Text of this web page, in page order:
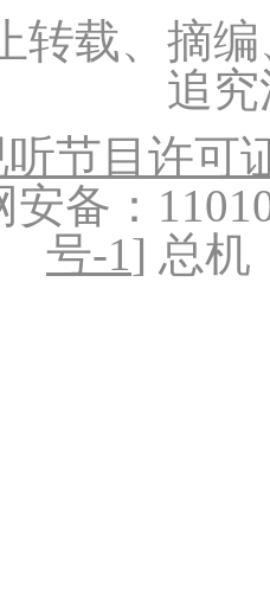
转载、摘
追
节目许可
备：
号-1] 总机